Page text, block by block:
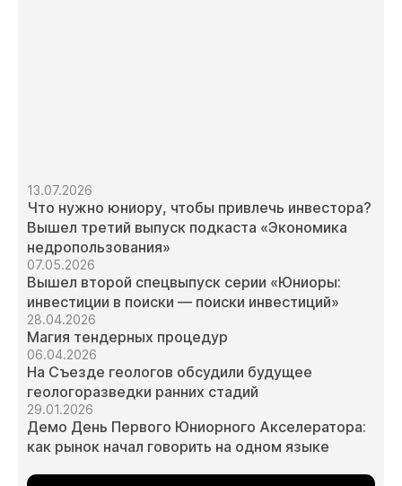
13.07.2026
Что нужно юниору, чтобы привлечь инвестора?
Вышел третий выпуск подкаста «Экономика
недропользования»
07.05.2026
Вышел второй спецвыпуск серии «Юниоры:
инвестиции в поиски — поиски инвестиций»
28.04.2026
Магия тендерных процедур
06.04.2026
На Съезде геологов обсудили будущее
геологоразведки ранних стадий
29.01.2026
Демо День Первого Юниорного Акселератора:
как рынок начал говорить на одном языке